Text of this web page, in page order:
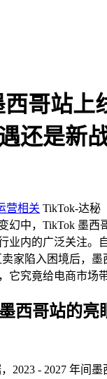
哥站上
还是新
营相关 TikTok-达秘
幻中，TikTok 墨西
业内的广泛关注。
家陷入困境后，墨
它究竟给电商市场
西哥站的亮
2023 - 2027 年间